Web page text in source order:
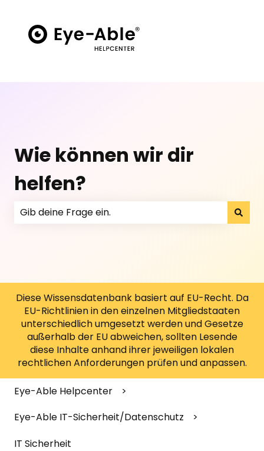
Wie können wir dir
helfen?
Diese Wissensdatenbank basiert auf EU-Recht. Da
EU-Richtlinien in den einzelnen Mitgliedstaaten
unterschiedlich umgesetzt werden und Gesetze
außerhalb der EU abweichen, sollten Lesende
diese Inhalte anhand ihrer jeweiligen lokalen
rechtlichen Anforderungen prüfen und anpassen.
Eye-Able Helpcenter
Eye-Able IT-Sicherheit/Datenschutz
IT Sicherheit